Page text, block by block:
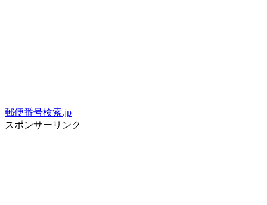
郵便番号検索.jp
スポンサーリンク